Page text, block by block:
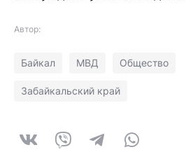
Автор:
Байкал МВД Общество
Забайкальский край